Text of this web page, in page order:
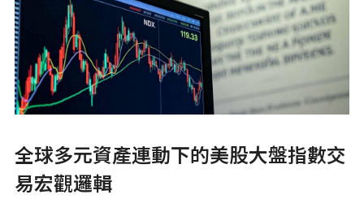
全球多元資產連動下的美股大盤指數交
易宏觀邏輯